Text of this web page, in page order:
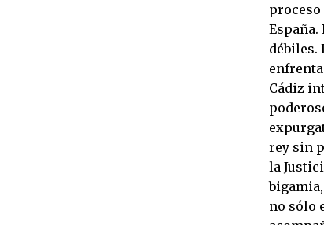
débiles.
Cádiz
rey sin
la
no sólo